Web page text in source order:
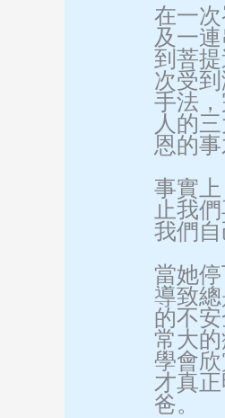
在一
及一
到菩
次受
手法
人的
恩的事
事實
止我
我們自
當她
導致
的不
常大
學會
才真
爸。